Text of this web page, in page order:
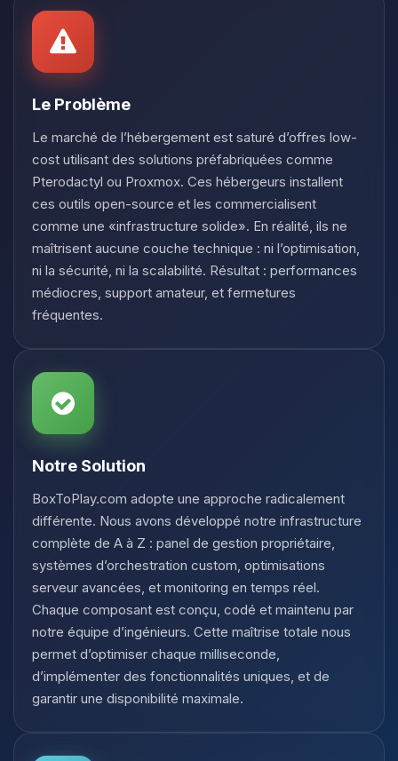
Le Problème
Le marché de l’hébergement est saturé d’offres low-
cost utilisant des solutions préfabriquées comme
Pterodactyl ou Proxmox. Ces hébergeurs installent
ces outils open-source et les commercialisent
comme une «infrastructure solide». En réalité, ils ne
maîtrisent aucune couche technique : ni l’optimisation,
ni la sécurité, ni la scalabilité. Résultat : performances
médiocres, support amateur, et fermetures
fréquentes.
Notre Solution
BoxToPlay.com adopte une approche radicalement
différente. Nous avons développé notre infrastructure
complète de A à Z : panel de gestion propriétaire,
systèmes d’orchestration custom, optimisations
serveur avancées, et monitoring en temps réel.
Chaque composant est conçu, codé et maintenu par
notre équipe d’ingénieurs. Cette maîtrise totale nous
permet d’optimiser chaque milliseconde,
d’implémenter des fonctionnalités uniques, et de
garantir une disponibilité maximale.